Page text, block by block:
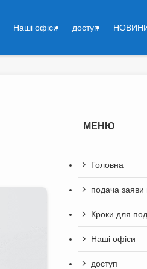
Наші офіси доступ
МЕНЮ
Головна
подача заяви
Кроки для
Наші офіси
доступ